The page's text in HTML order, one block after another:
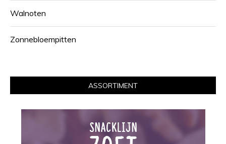
Walnoten
Zonnebloempitten
ASSORTIMENT